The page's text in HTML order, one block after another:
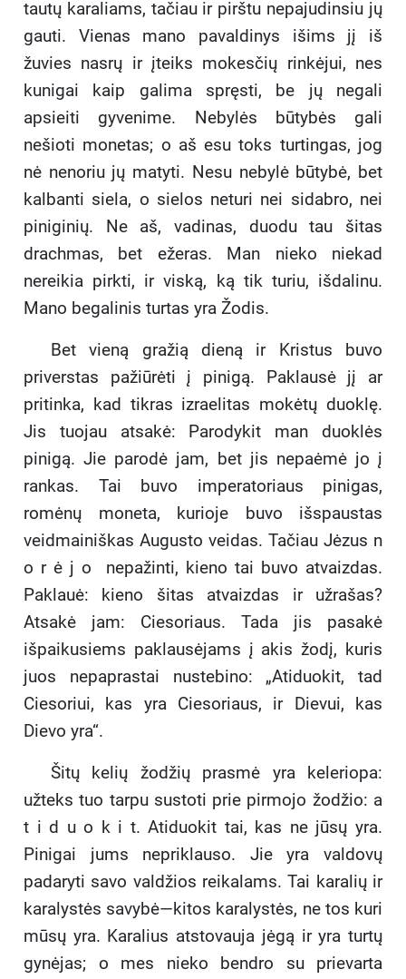
tautų karaliams, tačiau ir pirštu nepajudinsiu jų
gauti. Vienas mano pavaldinys išims jį iš
žuvies nasrų ir įteiks mokesčių rinkėjui, nes
kunigai kaip galima spręsti, be jų negali
apsieiti gyvenime. Nebylės būtybės gali
nešioti monetas; o aš esu toks turtingas, jog
nė nenoriu jų matyti. Nesu nebylė būtybė, bet
kalbanti siela, o sielos neturi nei sidabro, nei
piniginių. Ne aš, vadinas, duodu tau šitas
drachmas, bet ežeras. Man nieko niekad
nereikia pirkti, ir viską, ką tik turiu, išdalinu.
Mano begalinis turtas yra Žodis.
Bet vieną gražią dieną ir Kristus buvo
priverstas pažiūrėti į pinigą. Paklausė jį ar
pritinka, kad tikras izraelitas mokėtų duoklę.
Jis tuojau atsakė: Parodykit man duoklės
pinigą. Jie parodė jam, bet jis nepaėmė jo į
rankas. Tai buvo imperatoriaus pinigas,
romėnų moneta, kurioje buvo išspaustas
veidmainiškas Augusto veidas. Tačiau Jėzus n
o r ė j o nepažinti, kieno tai buvo atvaizdas.
Paklauė: kieno šitas atvaizdas ir užrašas?
Atsakė jam: Ciesoriaus. Tada jis pasakė
išpaikusiems paklausėjams į akis žodį, kuris
juos nepaprastai nustebino: „Atiduokit, tad
Ciesoriui, kas yra Ciesoriaus, ir Dievui, kas
Dievo yra“.
Šitų kelių žodžių prasmė yra keleriopa:
užteks tuo tarpu sustoti prie pirmojo žodžio: a
t i d u o k i t. Atiduokit tai, kas ne jūsų yra.
Pinigai jums nepriklauso. Jie yra valdovų
padaryti savo valdžios reikalams. Tai karalių ir
karalystės savybė—kitos karalystės, ne tos kuri
mūsų yra. Karalius atstovauja jėgą ir yra turtų
gynėjas; o mes nieko bendro su prievarta